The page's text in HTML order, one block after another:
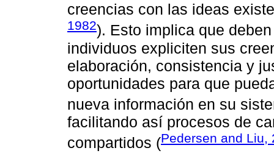
creencias con las ideas
1982). Esto implica que
individuos expliciten sus
elaboración, consistencia y
oportunidades para que
nueva información en su
facilitando así procesos de
compartidos (Pedersen and Liu,